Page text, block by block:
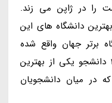
را در ژاپن می زند.
دانشگاه های این
در لیست 30 دانشگاه برتر جهان واقع شده
است. این دانشگاه با بیش از 20,000 دانشجو یکی از بهترین
در میان دانشجویان